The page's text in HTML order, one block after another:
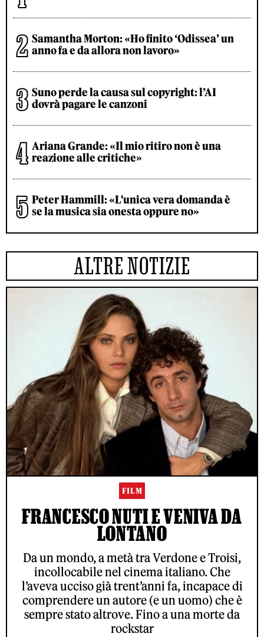
Samantha Morton: «Ho finito ‘Odissea’ un
anno fa e da allora non lavoro»
Suno perde la causa sul copyright: l’AI
dovrà pagare le canzoni
Ariana Grande: «Il mio ritiro non è una
reazione alle critiche»
Peter Hammill: «L'unica vera domanda è
se la musica sia onesta oppure no»
ALTRE NOTIZIE
FILM
FRANCESCO NUTI E VENIVA DA
LONTANO
Da un mondo, a metà tra Verdone e Troisi,
incollocabile nel cinema italiano. Che
l’aveva ucciso già trent’anni fa, incapace di
comprendere un autore (e un uomo) che è
sempre stato altrove. Fino a una morte da
rockstar